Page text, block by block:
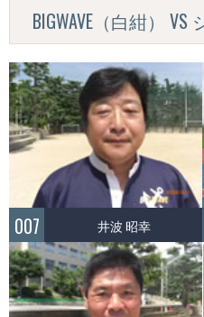
BIGWAVE（白紺）
007 井波 昭幸